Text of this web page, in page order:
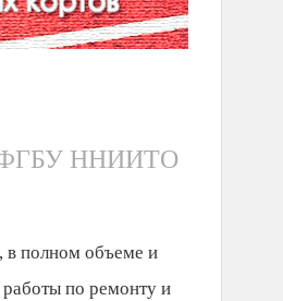
ФГБУ ННИИТО
полном объеме и
по ремонту и